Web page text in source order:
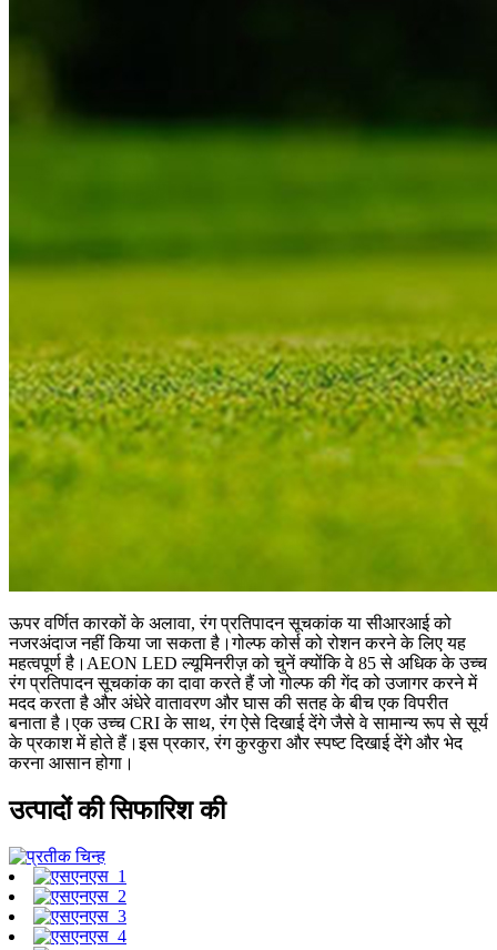
ऊपर वर्णित कारकों के अलावा, रंग प्रतिपादन सूचकांक या सीआरआई को
नजरअंदाज नहीं किया जा सकता है।गोल्फ कोर्स को रोशन करने के लिए यह
महत्वपूर्ण है।AEON LED ल्यूमिनरीज़ को चुनें क्योंकि वे 85 से अधिक के उच्च
रंग प्रतिपादन सूचकांक का दावा करते हैं जो गोल्फ की गेंद को उजागर करने में
मदद करता है और अंधेरे वातावरण और घास की सतह के बीच एक विपरीत
बनाता है।एक उच्च CRI के साथ, रंग ऐसे दिखाई देंगे जैसे वे सामान्य रूप से सूर्य
के प्रकाश में होते हैं।इस प्रकार, रंग कुरकुरा और स्पष्ट दिखाई देंगे और भेद
करना आसान होगा।
उत्पादों की सिफारिश की